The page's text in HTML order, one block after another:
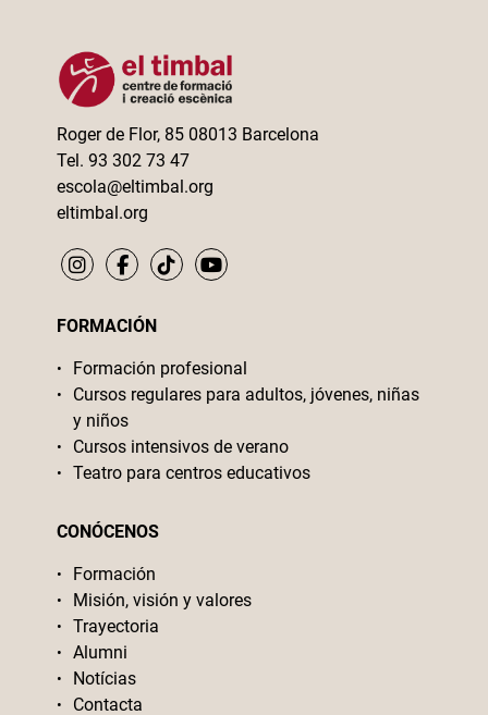
Roger de Flor, 85 08013 Barcelona
Tel. 93 302 73 47
escola@eltimbal.org
eltimbal.org
FORMACIÓN
Formación profesional
Cursos regulares para adultos, jóvenes, niñas
y niños
Cursos intensivos de verano
Teatro para centros educativos
CONÓCENOS
Formación
Misión, visión y valores
Trayectoria
Alumni
Notícias
Contacta